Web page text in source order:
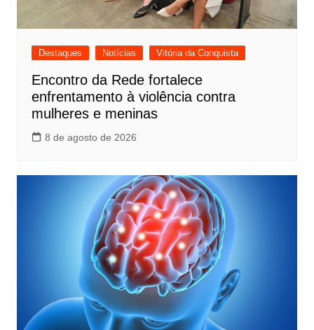
Destaques Notícias Vitória da Conquista
Encontro da Rede fortalece
enfrentamento à violência contra
mulheres e meninas
8 de agosto de 2026